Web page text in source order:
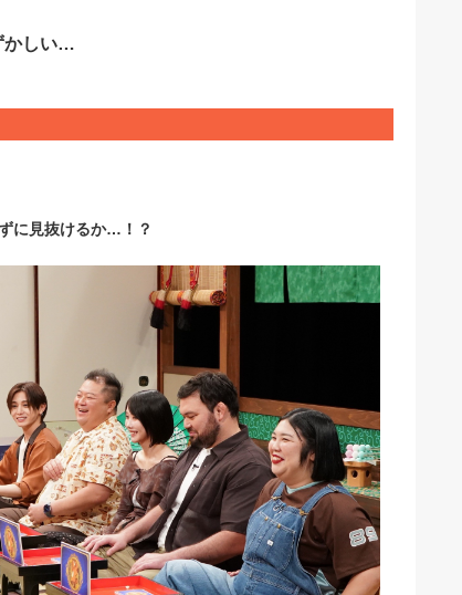
かしい…
に見抜けるか…！？